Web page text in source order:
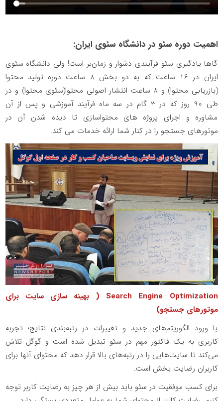
اهمیت دوره سئو در دانشگاه سئوی ایران:
گاها یادگیری سئو فرآیندی دشوار و زمان‌بر است! ولی دانشگاه سئوی
ایران در 16 ساعت که به دو بخش 8 ساعت دوره تولید محتوا
(بازریابی محتوا) و 8 ساعت انتشار اصولی محتوا(سئوی محتوا) و در
طی 90 روز که در 3 گام در سه ماه فرآیند آموزشی و پس از آن
مشاوره و اجرای پروژه های محتواسازی تا دیده شدن آن در
موتورهای جستجو را در کنار شما ارائه خدمات می کند.
Search Engine Optimization ( بهینه سازی سایت برای
موتورهای جستجو)
با ورود الگوریتم‌های جدید و تغییرات در رتبه‌بندی نتایج؛ تجربه
کاربری به یک فاکتور مهم در سئو تبدیل شده است و گوگل تلاش
می‌کند تا سایت‌هایی را در رتبه‌های بالا قرار دهد که محتوای آنها برای
کاربران رضایت بخش است.
برای کسب موفقیت در سئو باید بیش از هر چیز به رضایت کاربر توجه